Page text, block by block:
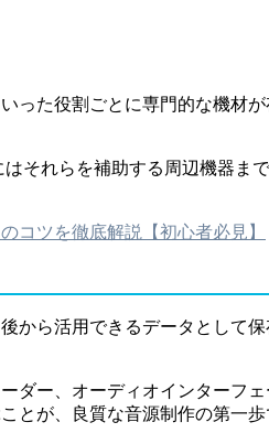
った役割ごとに専門的な機材
それらを補助する周辺機器
コツを徹底解説【初心者必見】
から活用できるデータとして
ダー、オーディオインターフ
とが、良質な音源制作の第一歩